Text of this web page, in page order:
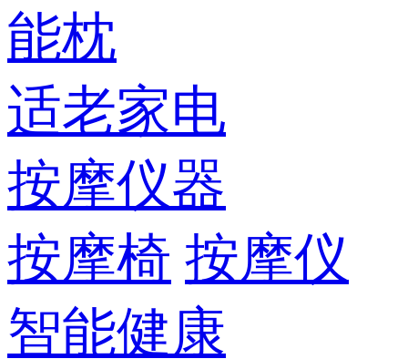
能枕
适老家电
按摩仪器
按摩椅 按摩仪
智能健康